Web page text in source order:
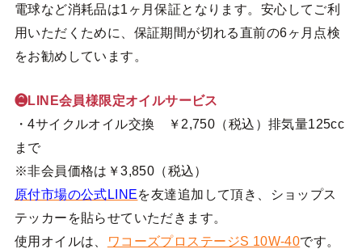
電球など消耗品は1ヶ月保証となります。安心してご利
用いただくために、保証期間が切れる直前の6ヶ月点検
をお勧めしています。
❷LINE会員様限定オイルサービス
・4サイクルオイル交換 ￥2,750（税込）排気量125cc
まで
※非会員価格は￥3,850（税込）
原付市場の公式LINEを友達追加して頂き、ショップス
テッカーを貼らせていただきます。
使用オイルは、
ワコーズプロステージS 10W-40です。